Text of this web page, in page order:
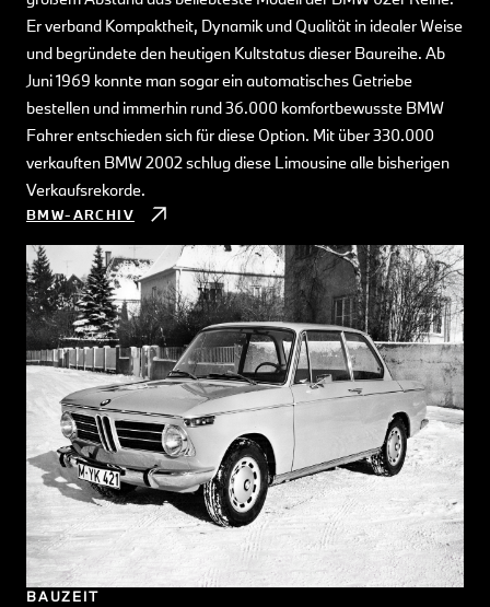
Er verband Kompaktheit, Dynamik und Qualität in idealer Weise
und begründete den heutigen Kultstatus dieser Baureihe. Ab
Juni 1969 konnte man sogar ein automatisches Getriebe
bestellen und immerhin rund 36.000 komfortbewusste BMW
Fahrer entschieden sich für diese Option. Mit über 330.000
verkauften BMW 2002 schlug diese Limousine alle bisherigen
Verkaufsrekorde.
BMW-ARCHIV
BAUZEIT